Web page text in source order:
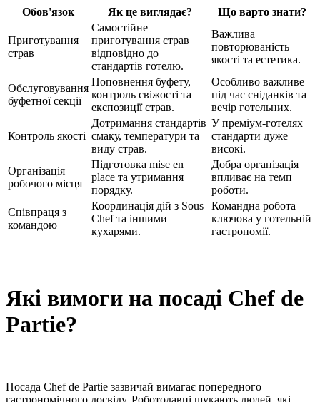
Обов'язок Як це виглядає? Що варто знати?
Приготування
страв
Самостійне
приготування страв
відповідно до
стандартів готелю.
Важлива
повторюваність
якості та естетика.
Обслуговування
буфетної секції
Поповнення буфету,
контроль свіжості та
експозиції страв.
Особливо важливе
під час сніданків та
вечір готельних.
Контроль якості
Дотримання стандартів
смаку, температури та
виду страв.
У преміум-готелях
стандарти дуже
високі.
Організація
робочого місця
Підготовка mise en
place та утримання
порядку.
Добра організація
впливає на темп
роботи.
Співпраця з
командою
Координація дій з Sous
Chef та іншими
кухарями.
Командна робота –
ключова у готельній
гастрономії.
Які вимоги на посаді Chef de
Partie?
Посада Chef de Partie зазвичай вимагає попередного